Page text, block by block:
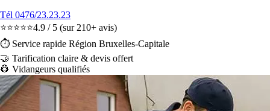
Tél 0476/23.23.23
⭐⭐⭐⭐⭐4.9 / 5 (sur 210+ avis)
⏱️ Service rapide Région Bruxelles-Capitale
🤝 Tarification claire & devis offert
👷 Vidangeurs qualifiés